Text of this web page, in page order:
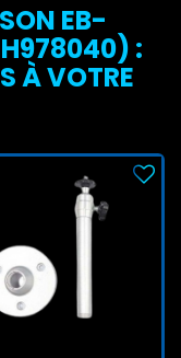
EB-
:
À VOTRE